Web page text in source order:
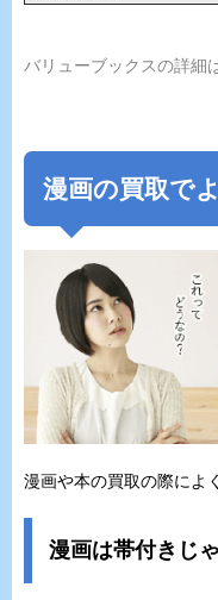
バリューブックスの詳細
漫画の買取で
漫画や本の買取の際によ
漫画は帯付きじ